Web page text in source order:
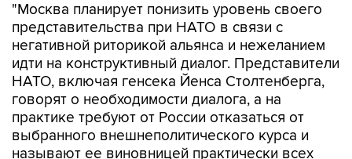
"Москва планирует понизить уровень своего
представительства при НАТО в связи с
негативной риторикой альянса и нежеланием
идти на конструктивный диалог. Представители
НАТО, включая генсека Йенса Столтенберга,
говорят о необходимости диалога, а на
практике требуют от России отказаться от
выбранного внешнеполитического курса и
называют ее виновницей практически всех